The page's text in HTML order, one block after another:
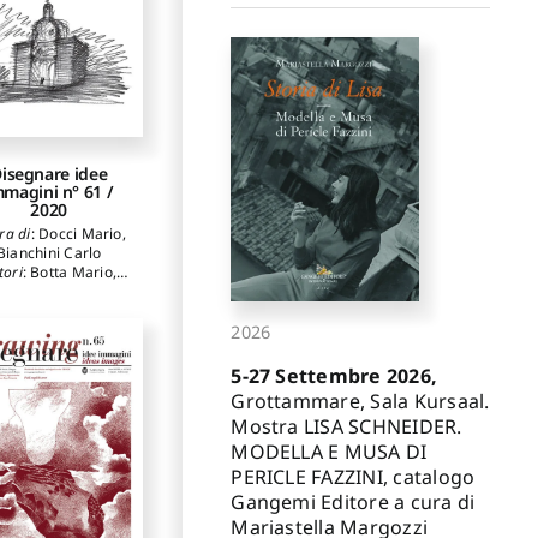
,De Marco
,Bernal
Sanvicente
,Camarero
Julián Ignacio
idee
n° 61 /
2020
di: Docci Mario,
Carlo
: Botta Mario,
Bragado Daniel
Belardi Paolo,
Valeria,
Marcos Carlos L.,
Roberta,
Eduardo,Liva
,Clini Paolo,
Ramona,
Renato,
Mirco,
Rosalba,
2026
5-27 Settembre 2026,
Grottammare, Sala Kursaal.
Mostra LISA SCHNEIDER.
MODELLA E MUSA DI
PERICLE FAZZINI, catalogo
Gangemi Editore a cura di
Mariastella Margozzi